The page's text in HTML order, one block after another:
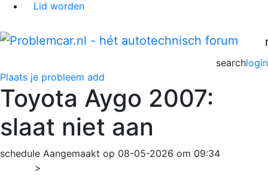
Lid worden
login
search
Plaats je probleem add
Toyota Aygo 2007:
slaat niet aan
schedule Aangemaakt op 08-05-2026 om 09:34
>